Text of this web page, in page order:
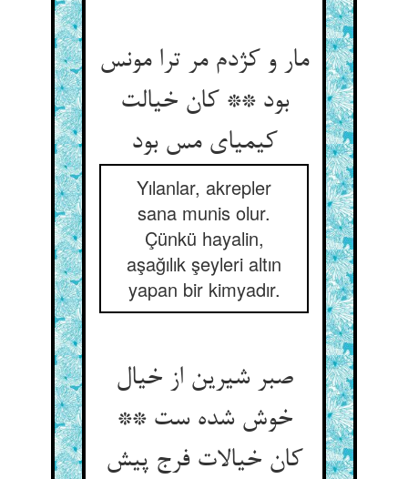
مار و کژدم مر ترا مونس
بود ** کان خیالت
کیمیای مس بود
Yılanlar, akrepler
sana munis olur.
Çünkü hayalin,
aşağılık şeyleri altın
yapan bir kimyadır.
صبر شیرین از خیال
خوش شده ست **
کان خیالات فرج پیش